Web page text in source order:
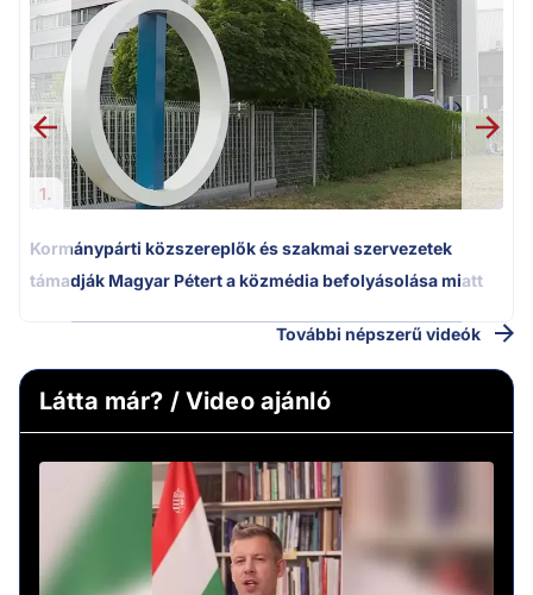
1.
Kormánypárti közszereplők és szakmai szervezetek
támadják Magyar Pétert a közmédia befolyásolása miatt
További népszerű videók
Látta már? / Video ajánló